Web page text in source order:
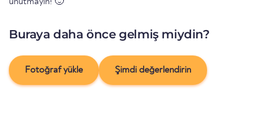
unutmayın! 🙂
Buraya daha önce gelmiş miydin?
Fotoğraf yükle Şimdi değerlendirin